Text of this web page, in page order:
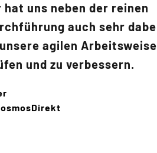
hat uns neben der reinen
auch sehr
agilen
und zu verbessern.